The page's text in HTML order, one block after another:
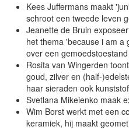
Kees Juffermans maakt
schroot een tweede leven
Jeanette de Bruin
het thema 'because i am a
over een
Rosita van Wingerden
goud, zilver en (half-
haar sieraden ook
Svetlana Mikeienko maak
Wim Borst werkt met een
keramiek, hij maakt